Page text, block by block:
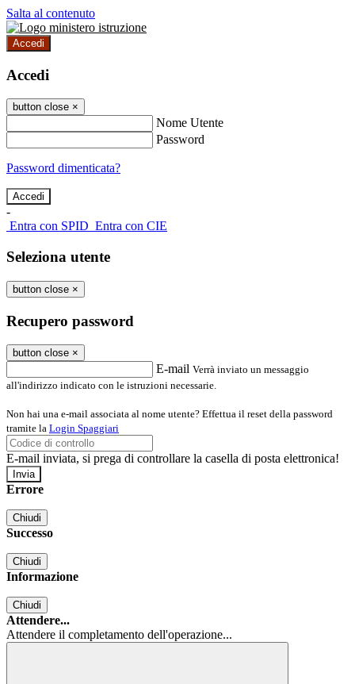
Salta al contenuto
Accedi
Accedi
button close ×
Nome Utente
Password
Password dimenticata?
-
Entra con SPID Entra con CIE
Seleziona utente
button close ×
Recupero password
button close ×
E-mail Verrà inviato un messaggio
all'indirizzo indicato con le istruzioni necessarie.
Non hai una e-mail associata al nome utente? Effettua il reset della password
tramite la Login Spaggiari
E-mail inviata, si prega di controllare la casella di posta elettronica!
Errore
Chiudi
Successo
Chiudi
Informazione
Chiudi
Attendere...
Attendere il completamento dell'operazione...